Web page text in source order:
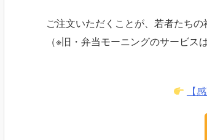
ご注文いただくことが、若者たちの
（※旧・弁当モーニングのサービス
【